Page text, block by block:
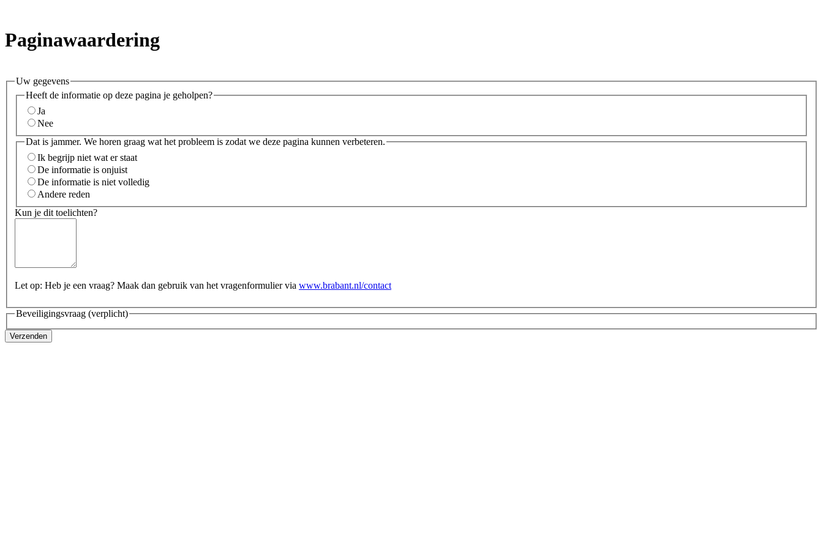
Paginawaardering
Uw gegevens
Heeft de informatie op deze pagina je geholpen?
Ja
Nee
Dat is jammer. We horen graag wat het probleem is zodat we deze pagina kunnen verbeteren.
Ik begrijp niet wat er staat
De informatie is onjuist
De informatie is niet volledig
Andere reden
Kun je dit toelichten?
Let op: Heb je een vraag? Maak dan gebruik van het vragenformulier via www.brabant.nl/contact
Beveiligingsvraag (verplicht)
Verzenden